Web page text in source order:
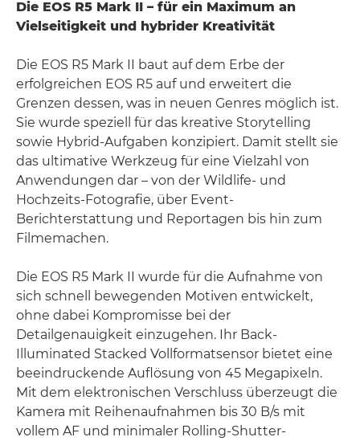
Die EOS R5 Mark II – für ein Maximum an
Vielseitigkeit und hybrider Kreativität
Die EOS R5 Mark II baut auf dem Erbe der
erfolgreichen EOS R5 auf und erweitert die
Grenzen dessen, was in neuen Genres möglich ist.
Sie wurde speziell für das kreative Storytelling
sowie Hybrid-Aufgaben konzipiert. Damit stellt sie
das ultimative Werkzeug für eine Vielzahl von
Anwendungen dar – von der Wildlife- und
Hochzeits-Fotografie, über Event-
Berichterstattung und Reportagen bis hin zum
Filmemachen.
Die EOS R5 Mark II wurde für die Aufnahme von
sich schnell bewegenden Motiven entwickelt,
ohne dabei Kompromisse bei der
Detailgenauigkeit einzugehen. Ihr Back-
Illuminated Stacked Vollformatsensor bietet eine
beeindruckende Auflösung von 45 Megapixeln.
Mit dem elektronischen Verschluss überzeugt die
Kamera mit Reihenaufnahmen bis 30 B/s mit
vollem AF und minimaler Rolling-Shutter-